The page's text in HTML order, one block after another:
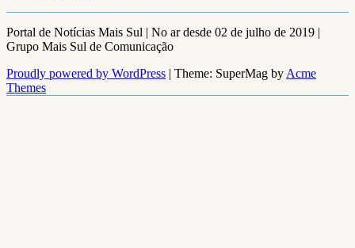
Portal de Notícias Mais Sul | No ar desde 02 de julho de 2019 |
Grupo Mais Sul de Comunicação
Proudly powered by WordPress | Theme: SuperMag by Acme
Themes